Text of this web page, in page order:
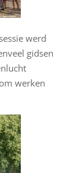
werd
gidsen
werken